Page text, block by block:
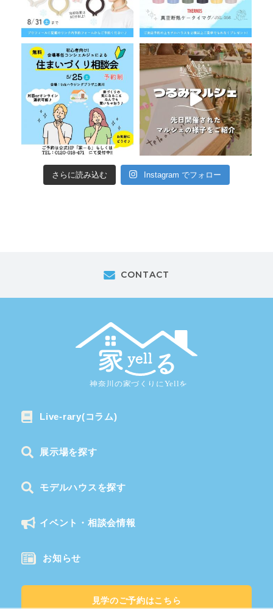
さらに読み込む Instagram でフォロー
CONTACT
Live-rary(コラム)
展示場を探す
モデルハウスを探す
イベント・相談会情報
お知らせ
見学のご予約はこちら